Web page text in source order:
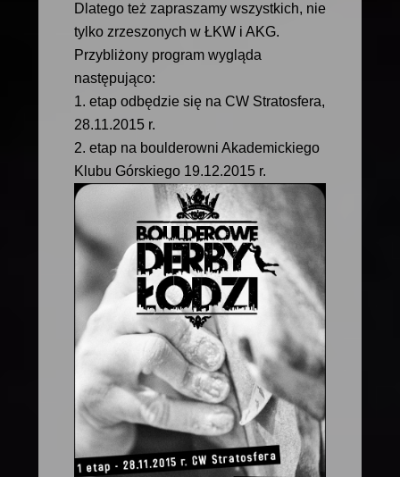
Dlatego też zapraszamy wszystkich, nie
tylko zrzeszonych w ŁKW i AKG.
Przybliżony program wygląda
następująco:
1. etap odbędzie się na CW Stratosfera,
28.11.2015 r.
2. etap na boulderowni Akademickiego
Klubu Górskiego 19.12.2015 r.